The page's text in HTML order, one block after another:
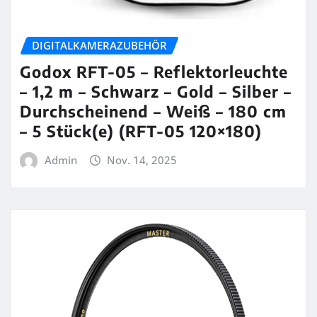
DIGITALKAMERAZUBEHÖR
Godox RFT-05 – Reflektorleuchte
– 1,2 m – Schwarz – Gold – Silber –
Durchscheinend – Weiß – 180 cm
– 5 Stück(e) (RFT-05 120×180)
Admin Nov. 14, 2025